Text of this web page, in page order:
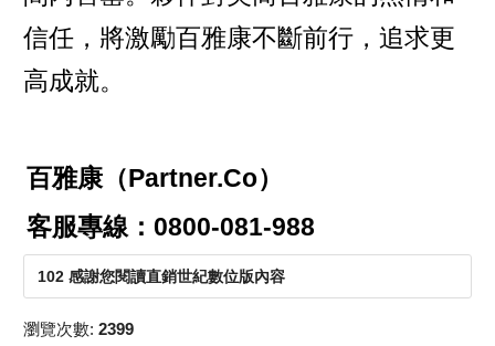
信任，將激勵百雅康不斷前行，追求更
高成就。
百雅康（Partner.Co）
客服專線：0800-081-988
102 感謝您閱讀直銷世紀數位版內容
瀏覽次數: 2399